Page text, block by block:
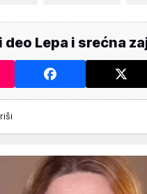
deo Lepa i srećna